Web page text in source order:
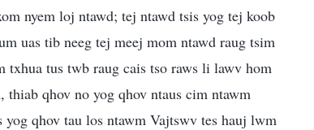
nyem loj ntawd; tej ntawd tsis yog tej koob
uas tib neeg tej meej mom ntawd raug tsim
txhua tus twb raug cais tso raws li lawv hom
qhov no yog qhov ntaus cim ntawm
qhov tau los ntawm Vajtswv tes hauj lwm